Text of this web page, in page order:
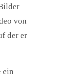
von
der er
ein